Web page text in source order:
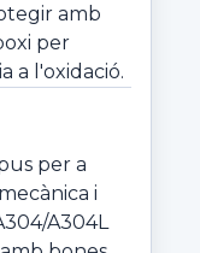
amb
per
a l'oxidació.
per a
i
A304L